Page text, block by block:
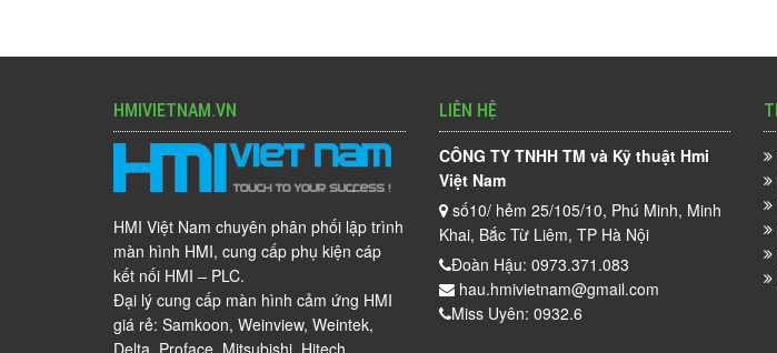
HMIVIETNAM.VN
HMI Việt Nam chuyên phân phối lập trình
màn hình HMI, cung cấp phụ kiện cáp
kết nối HMI – PLC.
Đại lý cung cấp màn hình cảm ứng HMI
giá rẻ: Samkoon, Weinview, Weintek,
Delta, Proface, Mitsubishi, Hitech…
LIÊN HỆ
CÔNG TY TNHH TM và Kỹ thuật Hmi
Việt Nam
số10/ hẻm 25/105/10, Phú Minh, Minh
Khai, Bắc Từ Liêm, TP Hà Nội
Đoàn Hậu: 0973.371.083
hau.hmivietnam@gmail.com
Miss Uyên: 0932.6